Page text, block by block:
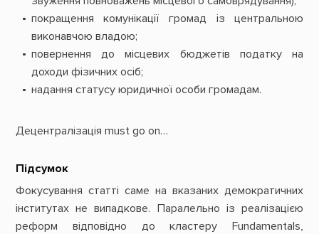
покращення комунікації громад із центральною
виконавчою владою;
повернення до місцевих бюджетів податку на
доходи фізичних осіб;
надання статусу юридичної особи громадам.
Децентралізація must go on…
Підсумок
Фокусування статті саме на вказаних демократичних
інститутах не випадкове. Паралельно із реалізацією
реформ відповідно до кластеру Fundamentals,